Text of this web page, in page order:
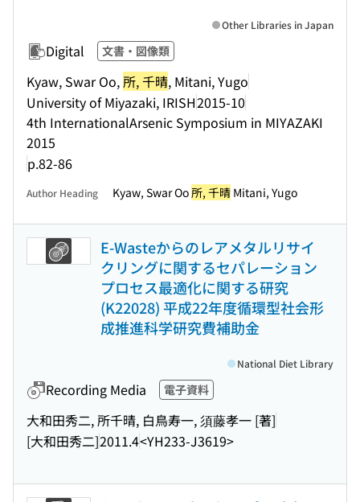
Digital 文書・図像類
Kyaw, Swar Oo, 所, 千晴, Mitani, Yugo
University of Miyazaki, IRISH2015-10
4th InternationalArsenic Symposium in MIYAZAKI
2015
p.82-86
Other Libraries in Japan
Author Heading Kyaw, Swar Oo所, 千晴 Mitani, Yugo
E-Wasteからのレアメタルリサイ
クリングに関するセパレーション
プロセス最適化に関する研究
(K22028) 平成22年度循環型社会形
成推進科学研究費補助金
Recording Media 電子資料
大和田秀二, 所千晴, 白鳥寿一, 須藤孝一 [著]
[大和田秀二]2011.4<YH233-J3619>
National Diet Library